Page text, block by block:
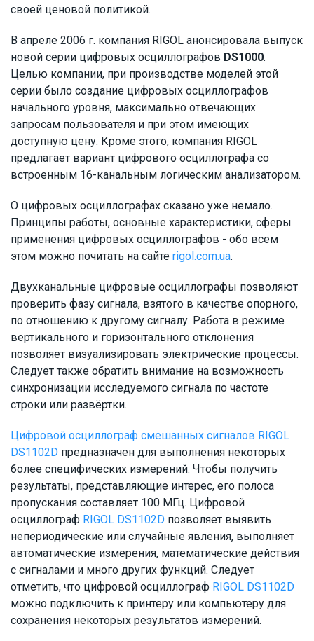
своей ценовой политикой.
В апреле 2006 г. компания RIGOL анонсировала выпуск
новой серии цифровых осциллографов DS1000.
Целью компании, при производстве моделей этой
серии было создание цифровых осциллографов
начального уровня, максимально отвечающих
запросам пользователя и при этом имеющих
доступную цену. Кроме этого, компания RIGOL
предлагает вариант цифрового осциллографа со
встроенным 16-канальным логическим анализатором.
О цифровых осциллографах сказано уже немало.
Принципы работы, основные характеристики, сферы
применения цифровых осциллографов - обо всем
этом можно почитать на сайте rigol.com.ua.
Двухканальные цифровые осциллографы позволяют
проверить фазу сигнала, взятого в качестве опорного,
по отношению к другому сигналу. Работа в режиме
вертикального и горизонтального отклонения
позволяет визуализировать электрические процессы.
Следует также обратить внимание на возможность
синхронизации исследуемого сигнала по частоте
строки или развёртки.
Цифровой осциллограф смешанных сигналов RIGOL
DS1102D предназначен для выполнения некоторых
более специфических измерений. Чтобы получить
результаты, представляющие интерес, его полоса
пропускания составляет 100 МГц. Цифровой
осциллограф RIGOL DS1102D позволяет выявить
непериодические или случайные явления, выполняет
автоматические измерения, математические действия
с сигналами и много других функций. Следует
отметить, что цифровой осциллограф RIGOL DS1102D
можно подключить к принтеру или компьютеру для
сохранения некоторых результатов измерений.